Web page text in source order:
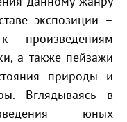
экспозиции –
произведениям
а также пейзажи
природы и
Вглядываясь в
юных